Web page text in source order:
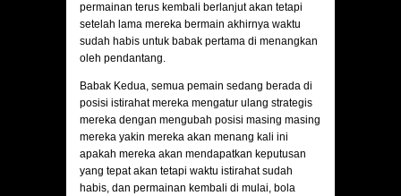
permainan terus kembali berlanjut akan tetapi
setelah lama mereka bermain akhirnya waktu
sudah habis untuk babak pertama di menangkan
oleh pendantang.
Babak Kedua, semua pemain sedang berada di
posisi istirahat mereka mengatur ulang strategis
mereka dengan mengubah posisi masing masing
mereka yakin mereka akan menang kali ini
apakah mereka akan mendapatkan keputusan
yang tepat akan tetapi waktu istirahat sudah
habis, dan permainan kembali di mulai, bola